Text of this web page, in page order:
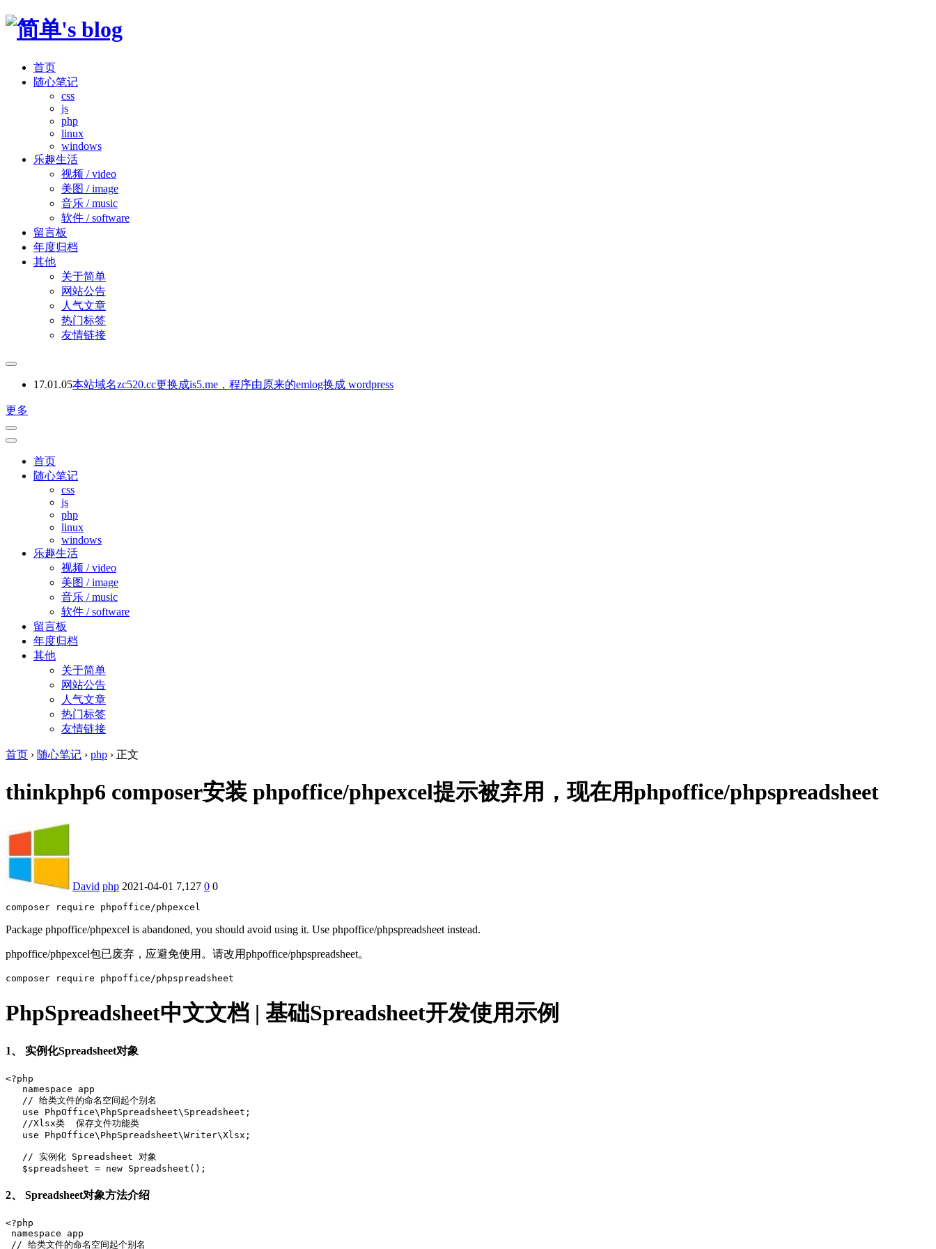
首页
随心笔记
css
js
php
linux
windows
乐趣生活
视频 / video
美图 / image
音乐 / music
软件 / software
留言板
年度归档
其他
关于简单
网站公告
人气文章
热门标签
友情链接
17.01.05本站域名zc520.cc更换成is5.me，程序由原来的emlog换成 wordpress
更多
首页
随心笔记
css
js
php
linux
windows
乐趣生活
视频 / video
美图 / image
音乐 / music
软件 / software
留言板
年度归档
其他
关于简单
网站公告
人气文章
热门标签
友情链接
首页 › 随心笔记 › php › 正文
thinkphp6 composer安装 phpoffice/phpexcel提示被弃用，现在用phpoffice/phpspreadsheet
David php 2021-04-01 7,127 0 0
composer require phpoffice/phpexcel
Package phpoffice/phpexcel is abandoned, you should avoid using it. Use phpoffice/phpspreadsheet instead.
phpoffice/phpexcel包已废弃，应避免使用。请改用phpoffice/phpspreadsheet。
composer require phpoffice/phpspreadsheet
PhpSpreadsheet中文文档 | 基础Spreadsheet开发使用示例
1、 实例化Spreadsheet对象
<?php
   namespace app
   // 给类文件的命名空间起个别名
   use PhpOffice\PhpSpreadsheet\Spreadsheet;
   //Xlsx类  保存文件功能类
   use PhpOffice\PhpSpreadsheet\Writer\Xlsx;
   // 实例化 Spreadsheet 对象
   $spreadsheet = new Spreadsheet();
2、 Spreadsheet对象方法介绍
<?php
namespace app
// 给类文件的命名空间起个别名